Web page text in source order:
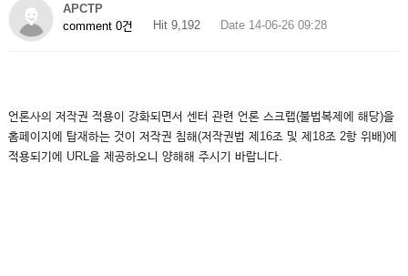
APCTP
comment 0건
Hit 9,192 Date 14-06-26 09:28
언론사의 저작권 적용이 강화되면서 센터 관련 언론 스크랩(불법복제에 해당)을
홈페이지에 탑재하는 것이 저작권 침해(저작권법 제16조 및 제18조 2항 위배)에
적용되기에 URL을 제공하오니 양해해 주시기 바랍니다.